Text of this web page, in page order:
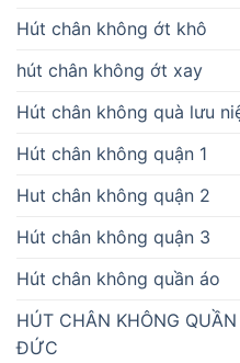
Hút chân không ớt khô
hút chân không ớt xay
Hút chân không quà lưu
Hút chân không quận 1
Hut chân không quận 2
Hút chân không quận 3
Hút chân không quần áo
HÚT CHÂN KHÔNG
ĐỨC